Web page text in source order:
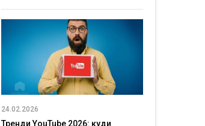
24.02.2026
Тренди YouTube 2026: куди